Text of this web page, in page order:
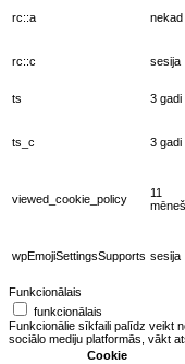
rc::a nekad
rc::c sesija
ts
3 gadi
ts_c 3 gadi
viewed_cookie_policy
11
wpEmojiSettingsSupports sesija
Funkcionālais
funkcionālais
Funkcionālie sīkfaili palīdz veikt
sociālo mediju platformās, vākt
Cookie